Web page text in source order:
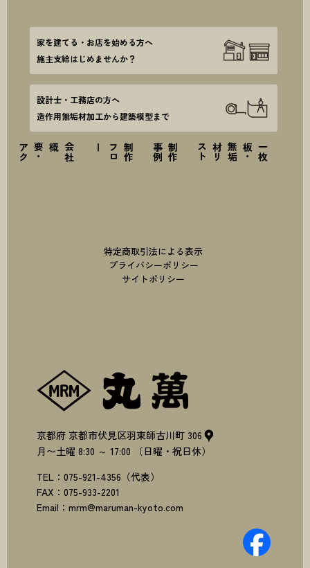
家を建てる・お店を始める方へ
施主支給はじめませんか？
設計士・工務店の方へ
造作用無垢材加工から建築模型まで
一
枚
板
・
無
垢
材
リ
ス
ト
制
作
事
例
制
作
フ
ロ
会
社
概要
・
ア
ク
セ
特定商取引法による表示
プライバシーポリシー
サイトポリシー
京都府 京都市伏見区羽束師古川町 306
月〜土曜 8:30 ～ 17:00
（日曜・祝日休）
TEL： 075-921-4356 （代表）
FAX： 075-933-2201
Email： mrm@maruman-kyoto.com